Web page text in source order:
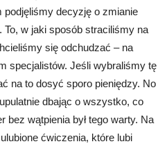
decyzję o zmianie
w jaki sposób straciliśmy na
się odchudzać – na
specjalistów. Jeśli wybraliśmy tę
na to dosyć sporo pieniędzy. No
dbając o wszystko, co
bez wątpienia był tego warty. Na
ćwiczenia, które lubi